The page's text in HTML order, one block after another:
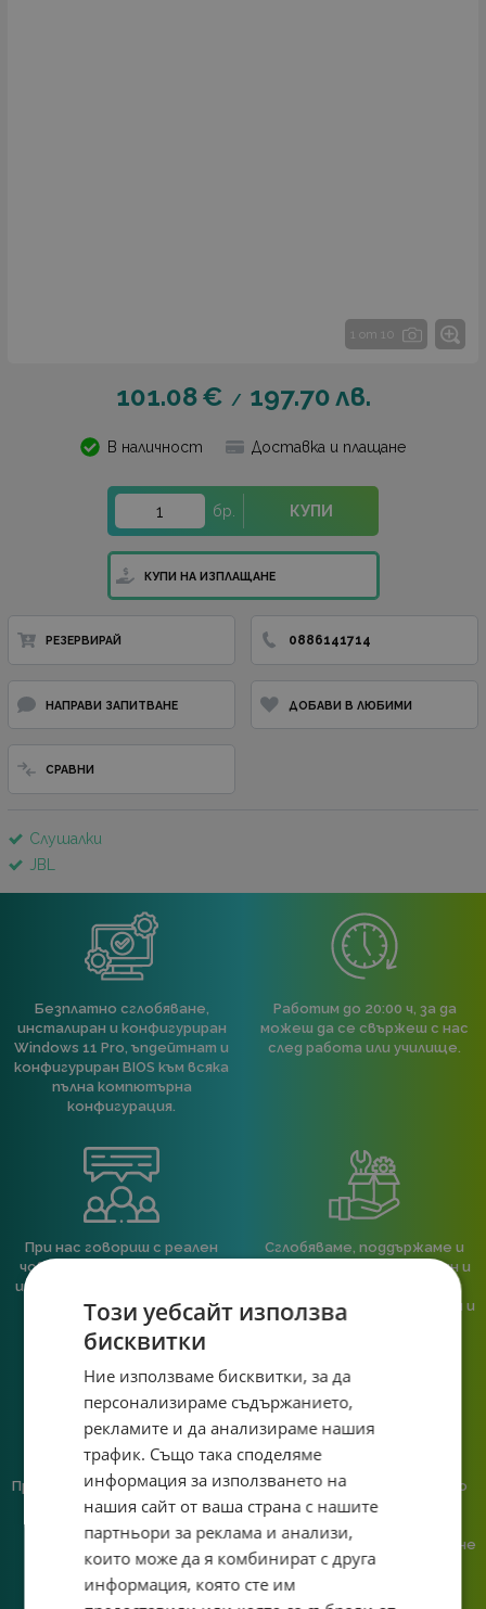
1 от 10
101.08€ / 197.70лв.
В наличност Доставка и плащане
бр. КУПИ
КУПИ НА ИЗПЛАЩАНЕ
РЕЗЕРВИРАЙ 0886141714
НАПРАВИ ЗАПИТВАНЕ ДОБАВИ В ЛЮБИМИ
СРАВНИ
Слушалки
JBL
Безплатно сглобяване,
инсталиран и конфигуриран
Windows 11 Pro, ъпдейтнат и
конфигуриран BIOS към всяка
пълна компютърна
конфигурация.
Работим до 20:00 ч, за да
можеш да се свържеш с нас
след работа или училище.
При нас говориш с реален
човек, не с чатбот, когато
имаш нужда от консултация
или справяне с проблем.
Сглобяваме, поддържаме и
обслужваме. Като магазин и
гарантираме бърза реакция и
познаване на твоята
Предлагаме различни методи
на плащане, включително
възможност за плащане с
криптовалута.
Ние сме малък екип и точно
затова поемаме лична
поръчка. Ако има проблем – не
го прехвърляме, а го
Този уебсайт използва
бисквитки
Ние използваме бисквитки, за да
персонализираме съдържанието,
рекламите и да анализираме нашия
трафик. Също така споделяме
информация за използването на
нашия сайт от ваша страна с нашите
партньори за реклама и анализи,
които може да я комбинират с друга
информация, която сте им